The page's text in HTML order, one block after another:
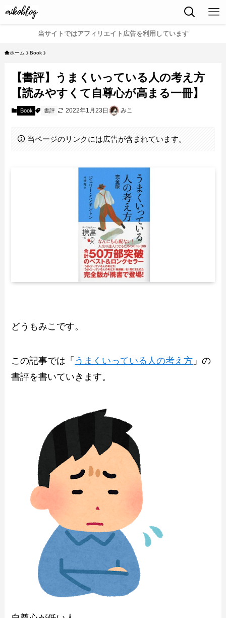
当サイトではアフィリエイト広告を利用しています
ホーム Book
【書評】うまくいっている人の考え方
【読みやすくて自尊心が高まる一冊】
Book 書評 2022年1月23日 みこ
当ページのリンクには広告が含まれています。
どうもみこです。
この記事では「 うまくいっている人の考え方 」の
書評を書いていきます。